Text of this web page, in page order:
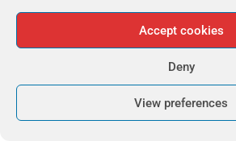
Accept cookies
Deny
View preferences
Av. Doutor Altino Bondensan, 500, Centro
Eugênio de Mello, São José dos Campos- SP,